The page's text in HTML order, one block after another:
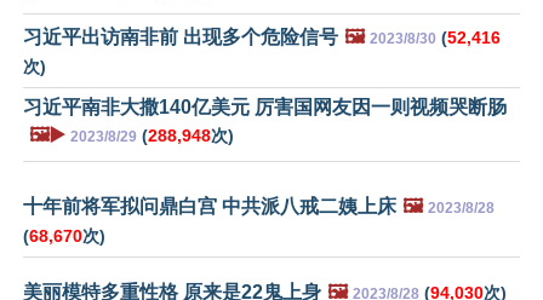
习近平出访南非前 出现多个危险信号 🖼️ 2023/8/30 (52,416
次)
习近平南非大撒140亿美元 厉害国网友因一则视频哭断肠
🖼️▶️ 2023/8/29 (288,948次)
十年前将军拟问鼎白宫 中共派八戒二姨上床 🖼️ 2023/8/28
(68,670次)
美丽模特多重性格 原来是22鬼上身 🖼️ 2023/8/28 (94,030次)